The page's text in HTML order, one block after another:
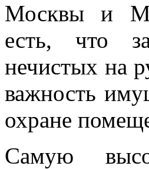
Москвы и
есть, что
нечистых на
важность
охране
Самую